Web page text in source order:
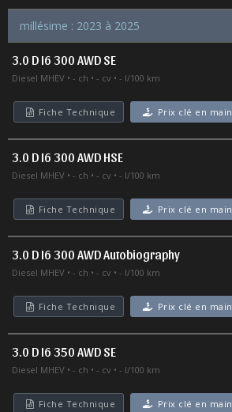
millésime : 2023 à 2025
3.0 D I6 300 AWD SE
Diesel MHEV - ch - cv - l/100 km
Fiche Technique Prix clé en main
3.0 D I6 300 AWD HSE
Diesel MHEV - ch - cv - l/100 km
Fiche Technique Prix clé en main
3.0 D I6 300 AWD Autobiography
Diesel MHEV - ch - cv - l/100 km
Fiche Technique Prix clé en main
3.0 D I6 350 AWD SE
Diesel MHEV - ch - cv - l/100 km
Fiche Technique Prix clé en main